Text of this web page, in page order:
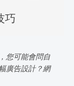
巧
您可能會問自
廣告設計？網